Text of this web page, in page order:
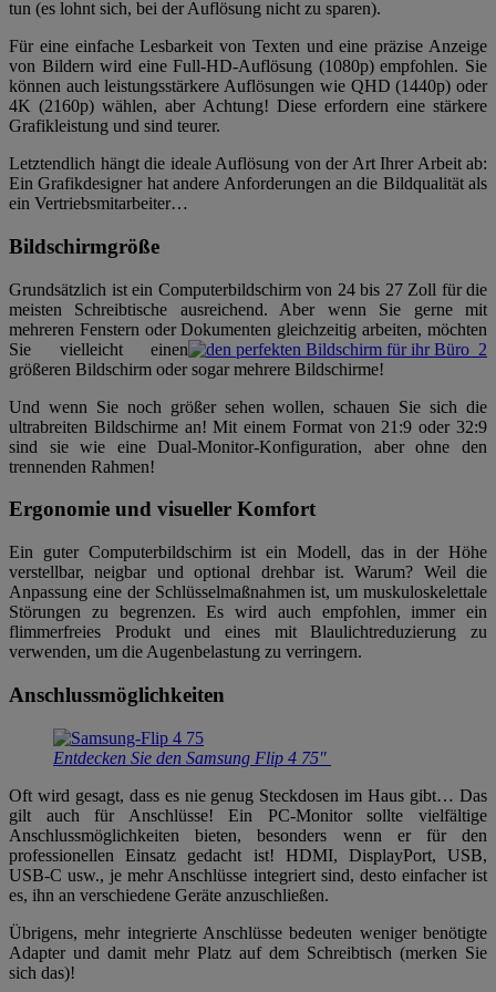
tun (es lohnt sich, bei der Auflösung nicht zu sparen).
Für eine einfache Lesbarkeit von Texten und eine präzise Anzeige
von Bildern wird eine Full-HD-Auflösung (1080p) empfohlen. Sie
können auch leistungsstärkere Auflösungen wie QHD (1440p) oder
4K (2160p) wählen, aber Achtung! Diese erfordern eine stärkere
Grafikleistung und sind teurer.
Letztendlich hängt die ideale Auflösung von der Art Ihrer Arbeit ab:
Ein Grafikdesigner hat andere Anforderungen an die Bildqualität als
ein Vertriebsmitarbeiter…
Bildschirmgröße
Grundsätzlich ist ein Computerbildschirm von 24 bis 27 Zoll für die
meisten Schreibtische ausreichend. Aber wenn Sie gerne mit
mehreren Fenstern oder Dokumenten gleichzeitig arbeiten, möchten
Sie vielleicht einen
größeren Bildschirm oder sogar mehrere Bildschirme!
Und wenn Sie noch größer sehen wollen, schauen Sie sich die
ultrabreiten Bildschirme an! Mit einem Format von 21:9 oder 32:9
sind sie wie eine Dual-Monitor-Konfiguration, aber ohne den
trennenden Rahmen!
Ergonomie und visueller Komfort
Ein guter Computerbildschirm ist ein Modell, das in der Höhe
verstellbar, neigbar und optional drehbar ist. Warum? Weil die
Anpassung eine der Schlüsselmaßnahmen ist, um muskuloskelettale
Störungen zu begrenzen. Es wird auch empfohlen, immer ein
flimmerfreies Produkt und eines mit Blaulichtreduzierung zu
verwenden, um die Augenbelastung zu verringern.
Anschlussmöglichkeiten
Entdecken Sie den Samsung Flip 4 75″
Oft wird gesagt, dass es nie genug Steckdosen im Haus gibt… Das
gilt auch für Anschlüsse! Ein PC-Monitor sollte vielfältige
Anschlussmöglichkeiten bieten, besonders wenn er für den
professionellen Einsatz gedacht ist! HDMI, DisplayPort, USB,
USB-C usw., je mehr Anschlüsse integriert sind, desto einfacher ist
es, ihn an verschiedene Geräte anzuschließen.
Übrigens, mehr integrierte Anschlüsse bedeuten weniger benötigte
Adapter und damit mehr Platz auf dem Schreibtisch (merken Sie
sich das)!